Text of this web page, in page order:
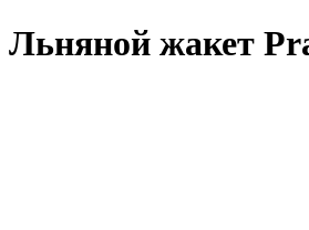
Льняной жакет